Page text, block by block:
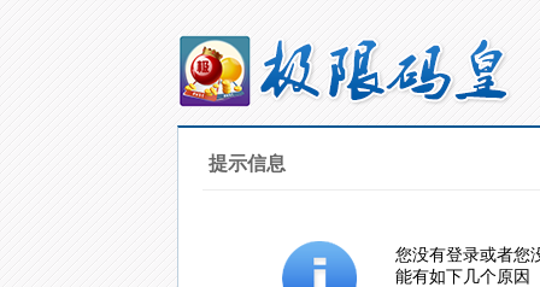
提示信息
您没有登录或者您
能有如下几个原因